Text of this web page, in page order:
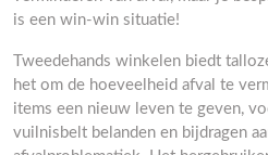
is een win-win situatie!
Tweedehands winkelen biedt
het om de hoeveelheid afval te
items een nieuw leven te geven,
vuilnisbelt belanden en bijdragen